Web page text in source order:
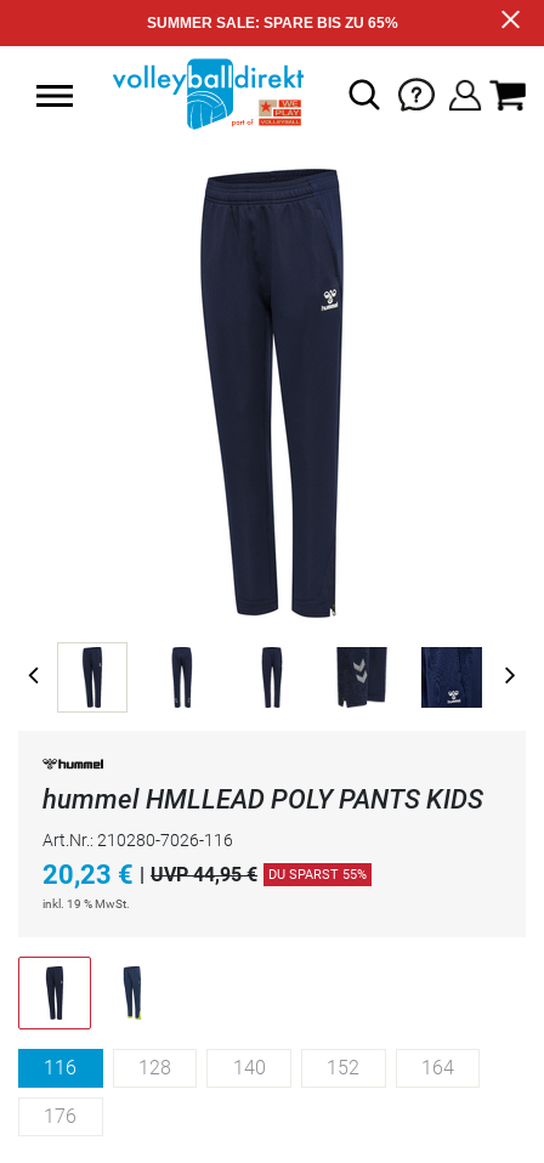
SUMMER SALE: SPARE BIS ZU 65%
hummel HMLLEAD POLY PANTS KIDS
Art.Nr.: 210280-7026-116
20,23 € | UVP 44,95 € DU SPARST 55%
inkl. 19 % MwSt.
116 128 140 152 164
176